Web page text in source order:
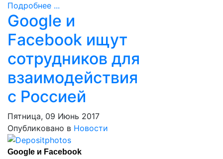
Подробнее ...
Google и
Facebook ищут
сотрудников для
взаимодействия
с Россией
Пятница, 09 Июнь 2017
Опубликовано в Новости
Google и Facebook